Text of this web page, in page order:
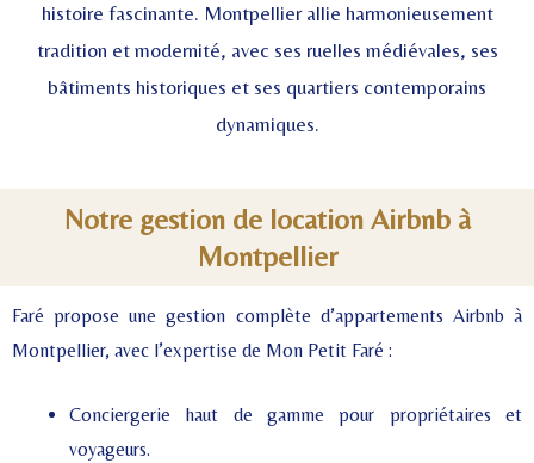
histoire fascinante. Montpellier allie harmonieusement
tradition et modernité, avec ses ruelles médiévales, ses
bâtiments historiques et ses quartiers contemporains
dynamiques.
Notre gestion de location Airbnb à
Montpellier
Faré propose une gestion complète d’appartements Airbnb à
Montpellier, avec l’expertise de Mon Petit Faré :
Conciergerie haut de gamme pour propriétaires et
voyageurs.